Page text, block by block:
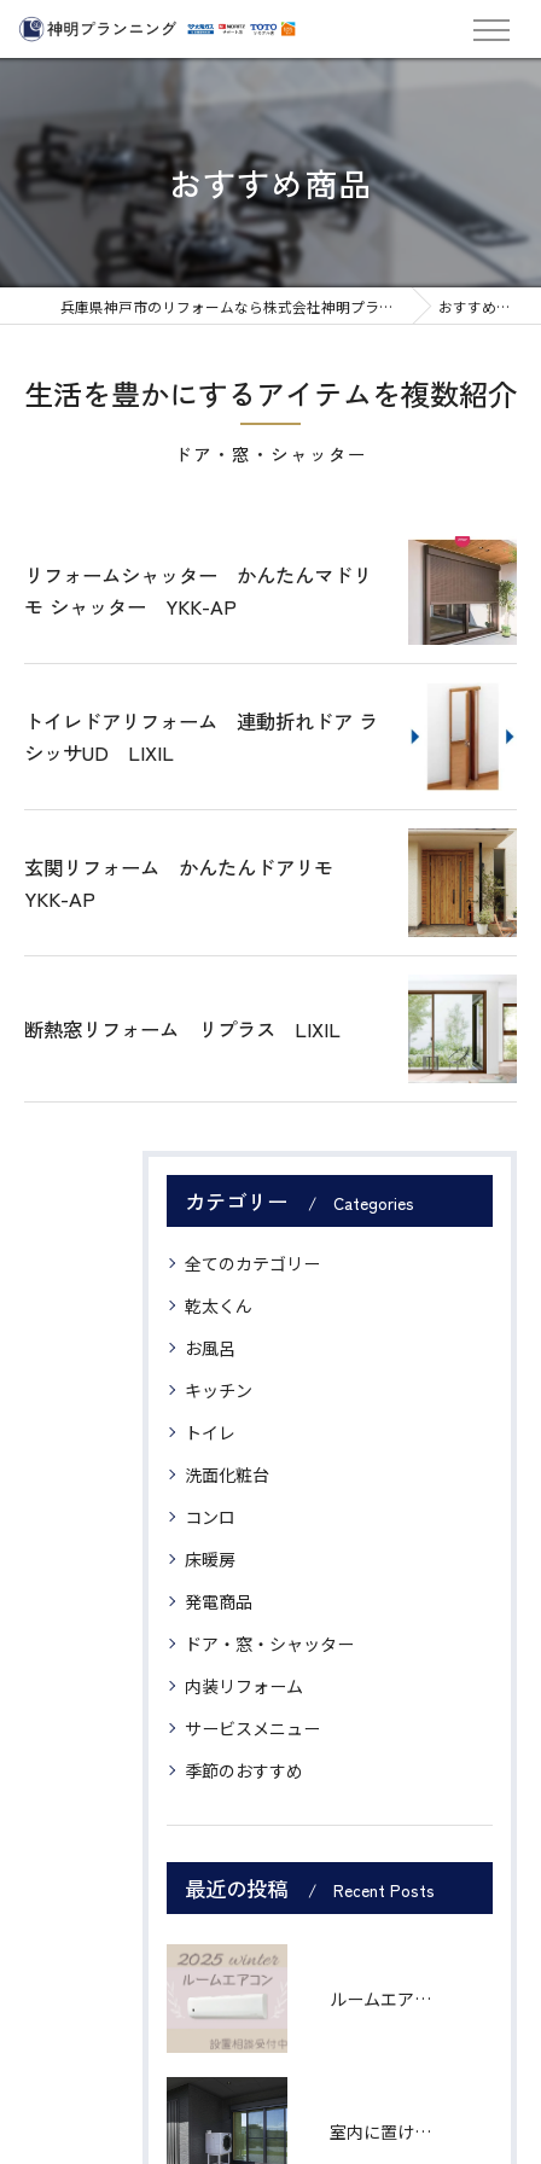
おすすめ商品
兵庫県神戸市のリフォームなら株式会社神明プランニング おすすめ商品
生活を豊かにするアイテムを複数紹介
ドア・窓・シャッター
リフォームシャッター かんたんマドリ
モ シャッター YKK-AP
トイレドアリフォーム 連動折れドア ラ
シッサUD LIXIL
玄関リフォーム かんたんドアリモ
YKK-AP
断熱窓リフォーム リプラス LIXIL
カテゴリー Categories
全てのカテゴリー
乾太くん
お風呂
キッチン
トイレ
洗面化粧台
コンロ
床暖房
発電商品
ドア・窓・シャッター
内装リフォーム
サービスメニュー
季節のおすすめ
最近の投稿 Recent Posts
ルームエアコン シャープ製６畳用
室内に置けなくても、あきらめなくて大丈夫！ 「乾太くん」軒下設置用モデル